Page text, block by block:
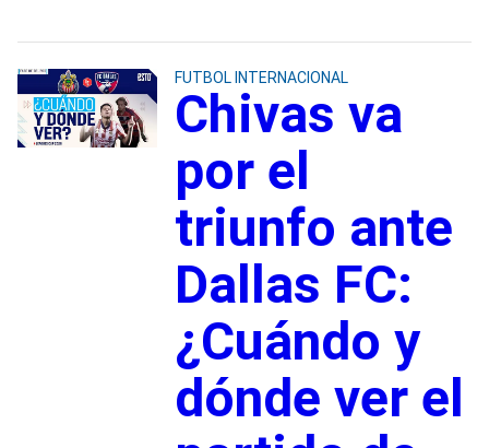
FUTBOL INTERNACIONAL
Chivas va
por el
triunfo ante
Dallas FC:
¿Cuándo y
dónde ver el